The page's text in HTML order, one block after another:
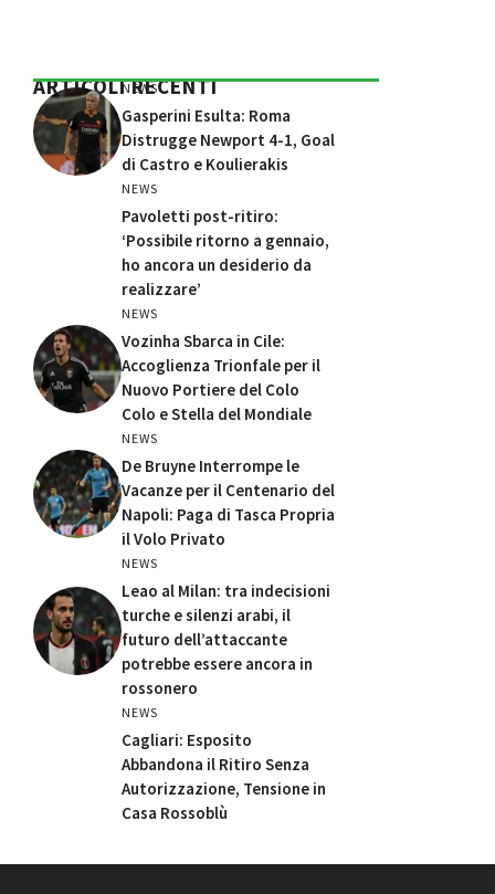
ARTICOLI RECENTI
NEWS
Gasperini Esulta: Roma
Distrugge Newport 4-1, Goal
di Castro e Koulierakis
NEWS
Pavoletti post-ritiro:
‘Possibile ritorno a gennaio,
ho ancora un desiderio da
realizzare’
NEWS
Vozinha Sbarca in Cile:
Accoglienza Trionfale per il
Nuovo Portiere del Colo
Colo e Stella del Mondiale
NEWS
De Bruyne Interrompe le
Vacanze per il Centenario del
Napoli: Paga di Tasca Propria
il Volo Privato
NEWS
Leao al Milan: tra indecisioni
turche e silenzi arabi, il
futuro dell’attaccante
potrebbe essere ancora in
rossonero
NEWS
Cagliari: Esposito
Abbandona il Ritiro Senza
Autorizzazione, Tensione in
Casa Rossoblù